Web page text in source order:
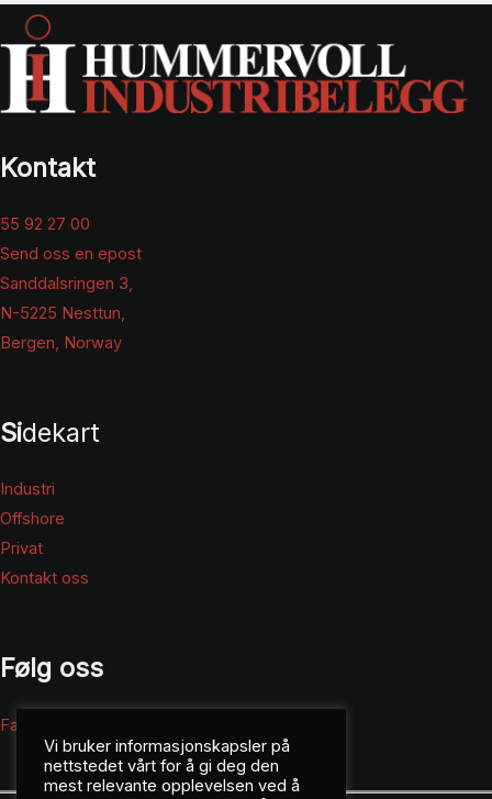
Kontakt
55 92 27 00
Send oss en epost
Sanddalsringen 3,
N-5225 Nesttun,
Bergen, Norway
Sidekart
Industri
Offshore
Privat
Kontakt oss
Følg oss
Facebook
Vi bruker informasjonskapsler på
nettstedet vårt for å gi deg den
mest relevante opplevelsen ved å